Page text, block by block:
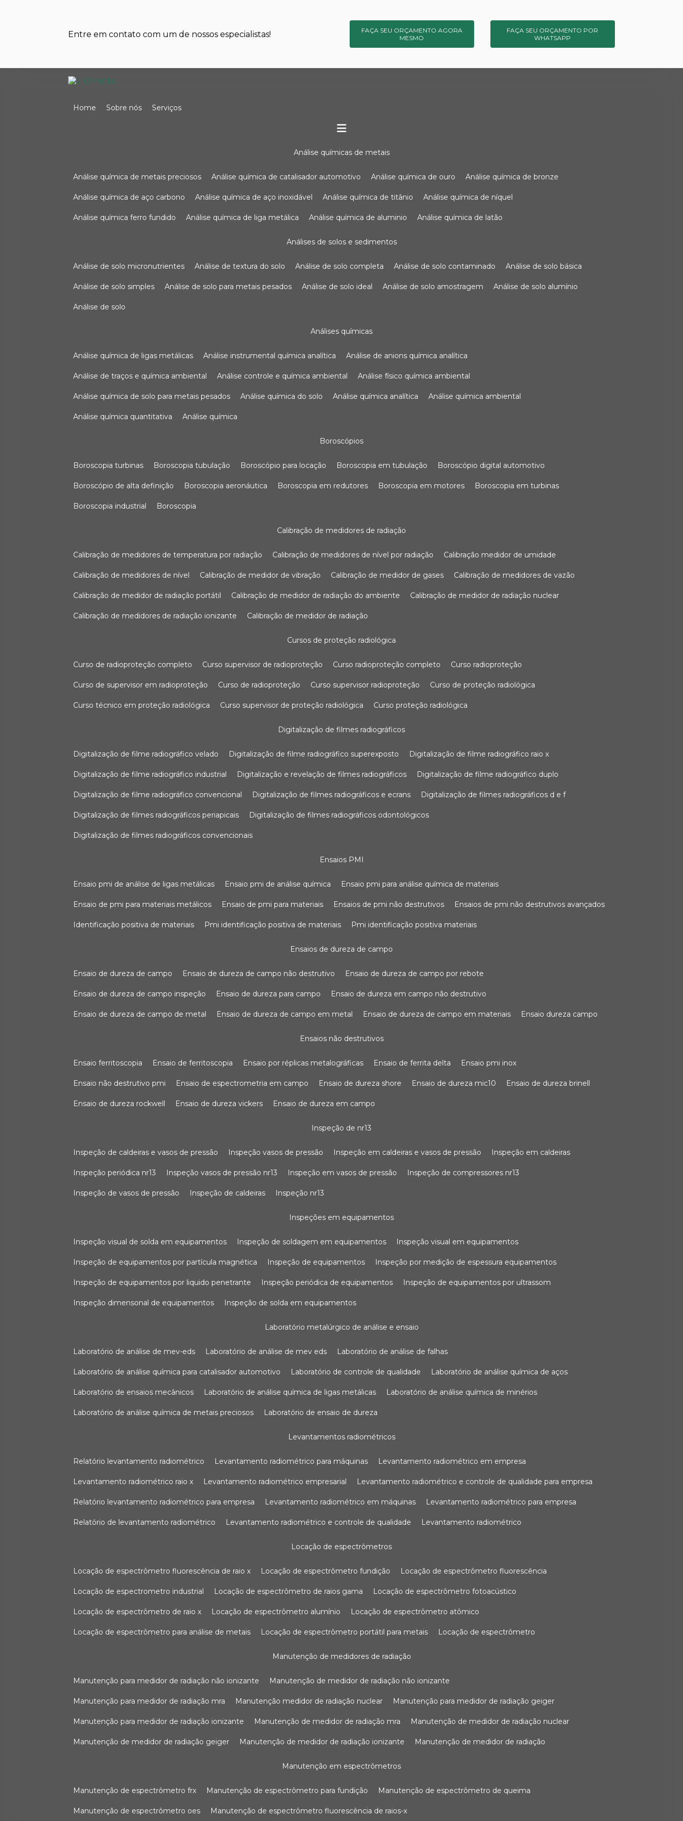
Entre em contato com um de nossos especialistas!
FAÇA SEU ORÇAMENTO AGORA
MESMO
FAÇA SEU ORÇAMENTO POR
WHATSAPP
Home Sobre nós Serviços
análise químicas de metais
análise química de metais preciosos análise química de catalisador automotivo análise química de ouro análise química de bronze
análise química de aço carbono análise química de aço inoxidável análise química de titânio análise química de níquel
análise química ferro fundido análise química de liga metálica análise química de aluminio análise química de latão
análises de solos e sedimentos
análise de solo micronutrientes análise de textura do solo análise de solo completa análise de solo contaminado análise de solo básica
análise de solo simples análise de solo para metais pesados análise de solo ideal análise de solo amostragem análise de solo alumínio
análise de solo
análises químicas
análise química de ligas metálicas análise instrumental química analítica análise de anions química analítica
análise de traços e química ambiental análise controle e química ambiental análise físico química ambiental
análise química de solo para metais pesados análise química do solo análise química analítica análise química ambiental
análise química quantitativa análise química
boroscópios
boroscopia turbinas boroscopia tubulação boroscópio para locação boroscopia em tubulação boroscópio digital automotivo
boroscópio de alta definição boroscopia aeronáutica boroscopia em redutores boroscopia em motores boroscopia em turbinas
boroscopia industrial boroscopia
calibração de medidores de radiação
calibração de medidores de temperatura por radiação calibração de medidores de nível por radiação calibração medidor de umidade
calibração de medidores de nível calibração de medidor de vibração calibração de medidor de gases calibração de medidores de vazão
calibração de medidor de radiação portátil calibração de medidor de radiação do ambiente calibração de medidor de radiação nuclear
calibração de medidores de radiação ionizante calibração de medidor de radiação
cursos de proteção radiológica
curso de radioproteção completo curso supervisor de radioproteção curso radioproteção completo curso radioproteção
curso de supervisor em radioproteção curso de radioproteção curso supervisor radioproteção curso de proteção radiológica
curso técnico em proteção radiológica curso supervisor de proteção radiológica curso proteção radiológica
digitalização de filmes radiográficos
digitalização de filme radiográfico velado digitalização de filme radiográfico superexposto digitalização de filme radiográfico raio x
digitalização de filme radiográfico industrial digitalização e revelação de filmes radiográficos digitalização de filme radiográfico duplo
digitalização de filme radiográfico convencional digitalização de filmes radiográficos e ecrans digitalização de filmes radiográficos d e f
digitalização de filmes radiográficos periapicais digitalização de filmes radiográficos odontológicos
digitalização de filmes radiográficos convencionais
ensaios PMI
ensaio pmi de análise de ligas metálicas ensaio pmi de análise química ensaio pmi para análise química de materiais
ensaio de pmi para materiais metálicos ensaio de pmi para materiais ensaios de pmi não destrutivos ensaios de pmi não destrutivos avançados
identificação positiva de materiais pmi identificação positiva de materiais pmi identificação positiva materiais
ensaios de dureza de campo
ensaio de dureza de campo ensaio de dureza de campo não destrutivo ensaio de dureza de campo por rebote
ensaio de dureza de campo inspeção ensaio de dureza para campo ensaio de dureza em campo não destrutivo
ensaio de dureza de campo de metal ensaio de dureza de campo em metal ensaio de dureza de campo em materiais ensaio dureza campo
ensaios não destrutivos
ensaio ferritoscopia ensaio de ferritoscopia ensaio por réplicas metalográficas ensaio de ferrita delta ensaio pmi inox
ensaio não destrutivo pmi ensaio de espectrometria em campo ensaio de dureza shore ensaio de dureza mic10 ensaio de dureza brinell
ensaio de dureza rockwell ensaio de dureza vickers ensaio de dureza em campo
inspeção de nr13
inspeção de caldeiras e vasos de pressão inspeção vasos de pressão inspeção em caldeiras e vasos de pressão inspeção em caldeiras
inspeção periódica nr13 inspeção vasos de pressão nr13 inspeção em vasos de pressão inspeção de compressores nr13
inspeção de vasos de pressão inspeção de caldeiras inspeção nr13
inspeções em equipamentos
inspeção visual de solda em equipamentos inspeção de soldagem em equipamentos inspeção visual em equipamentos
inspeção de equipamentos por partícula magnética inspeção de equipamentos inspeção por medição de espessura equipamentos
inspeção de equipamentos por liquido penetrante inspeção periódica de equipamentos inspeção de equipamentos por ultrassom
inspeção dimensonal de equipamentos inspeção de solda em equipamentos
laboratório metalúrgico de análise e ensaio
laboratório de análise de mev-eds laboratório de análise de mev eds laboratório de análise de falhas
laboratório de análise química para catalisador automotivo laboratório de controle de qualidade laboratório de análise química de aços
laboratório de ensaios mecânicos laboratório de análise química de ligas metálicas laboratório de análise química de minérios
laboratório de análise química de metais preciosos laboratório de ensaio de dureza
levantamentos radiométricos
relatório levantamento radiométrico levantamento radiométrico para máquinas levantamento radiométrico em empresa
levantamento radiométrico raio x levantamento radiométrico empresarial levantamento radiométrico e controle de qualidade para empresa
relatório levantamento radiométrico para empresa levantamento radiométrico em máquinas levantamento radiométrico para empresa
relatório de levantamento radiométrico levantamento radiométrico e controle de qualidade levantamento radiométrico
locação de espectrômetros
locação de espectrômetro fluorescência de raio x locação de espectrômetro fundição locação de espectrômetro fluorescência
locação de espectrometro industrial locação de espectrômetro de raios gama locação de espectrômetro fotoacústico
locação de espectrômetro de raio x locação de espectrômetro alumínio locação de espectrômetro atômico
locação de espectrômetro para análise de metais locação de espectrômetro portátil para metais locação de espectrômetro
manutenção de medidores de radiação
manutenção para medidor de radiação não ionizante manutenção de medidor de radiação não ionizante
manutenção para medidor de radiação mra manutenção medidor de radiação nuclear manutenção para medidor de radiação geiger
manutenção para medidor de radiação ionizante manutenção de medidor de radiação mra manutenção de medidor de radiação nuclear
manutenção de medidor de radiação geiger manutenção de medidor de radiação ionizante manutenção de medidor de radiação
manutenção em espectrômetros
manutenção de espectrômetro frx manutenção de espectrômetro para fundição manutenção de espectrômetro de queima
manutenção de espectrômetro oes manutenção de espectrômetro fluorescência de raios-x